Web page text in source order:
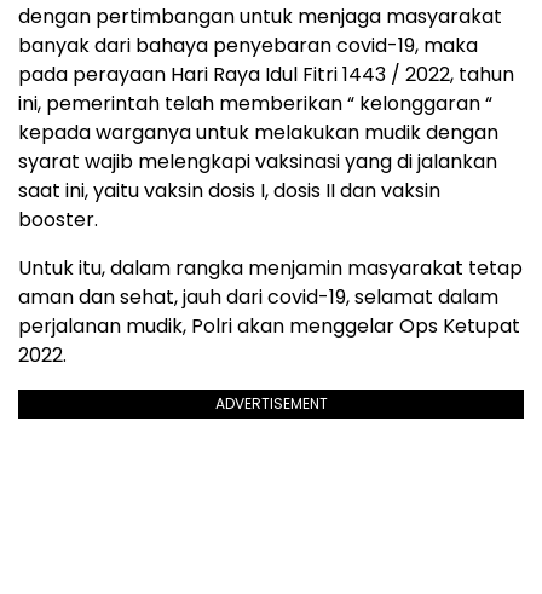
dengan pertimbangan untuk menjaga masyarakat
banyak dari bahaya penyebaran covid-19, maka
pada perayaan Hari Raya Idul Fitri 1443 / 2022, tahun
ini, pemerintah telah memberikan “ kelonggaran “
kepada warganya untuk melakukan mudik dengan
syarat wajib melengkapi vaksinasi yang di jalankan
saat ini, yaitu vaksin dosis I, dosis II dan vaksin
booster.
Untuk itu, dalam rangka menjamin masyarakat tetap
aman dan sehat, jauh dari covid-19, selamat dalam
perjalanan mudik, Polri akan menggelar Ops Ketupat
2022.
ADVERTISEMENT